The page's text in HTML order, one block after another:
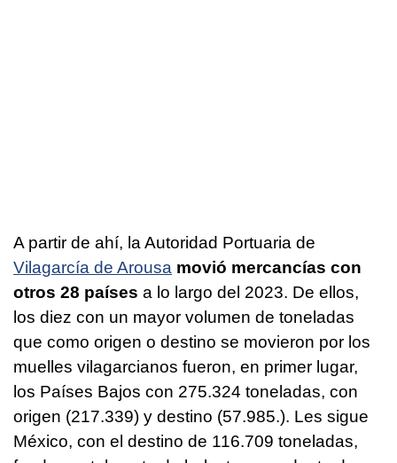
A partir de ahí, la Autoridad Portuaria de
Vilagarcía de Arousa movió mercancías con
otros 28 países a lo largo del 2023. De ellos,
los diez con un mayor volumen de toneladas
que como origen o destino se movieron por los
muelles vilagarcianos fueron, en primer lugar,
los Países Bajos con 275.324 toneladas, con
origen (217.339) y destino (57.985.). Les sigue
México, con el destino de 116.709 toneladas,